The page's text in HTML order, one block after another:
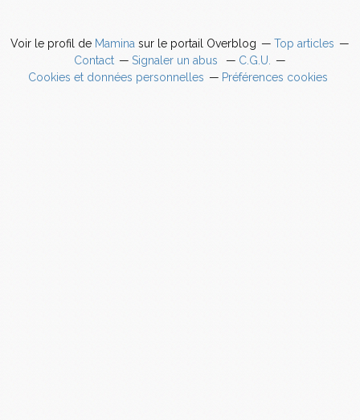
Voir le profil de Mamina sur le portail Overblog
Top articles
Contact
Signaler un abus
C.G.U.
Cookies et données personnelles
Préférences cookies